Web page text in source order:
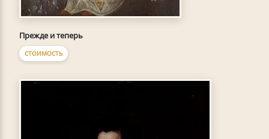
Прежде и теперь
СТОИМОСТЬ